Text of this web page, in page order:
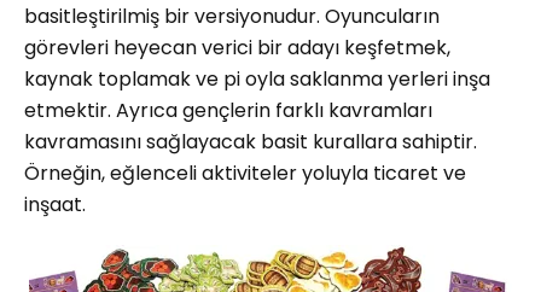
basitleştirilmiş bir versiyonudur. Oyuncuların
görevleri heyecan verici bir adayı keşfetmek,
kaynak toplamak ve pi oyla saklanma yerleri inşa
etmektir. Ayrıca gençlerin farklı kavramları
kavramasını sağlayacak basit kurallara sahiptir.
Örneğin, eğlenceli aktiviteler yoluyla ticaret ve
inşaat.